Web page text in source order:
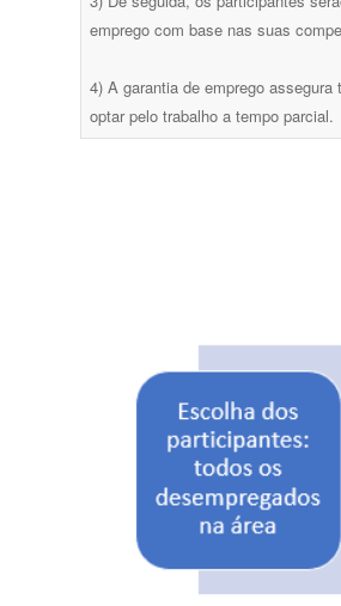
emprego com base nas suas
4) A garantia de emprego
optar pelo trabalho a tempo parcial.